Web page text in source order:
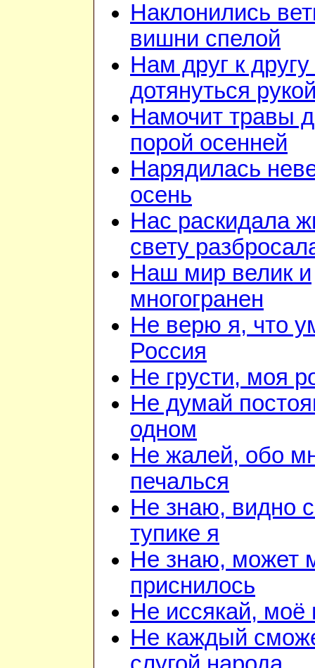
Наклонились
вишни спелой
Нам друг к
дотянуться
Намочит травы
порой осенней
Нарядилась
осень
Нас раскидала
свету
Наш мир велик и
многогранен
Не верю я, что
Россия
Не грусти, моя
Не думай
одном
Не жалей, обо
печалься
Не знаю, видно
тупике я
Не знаю, может
приснилось
Не иссякай, моё
Не каждый